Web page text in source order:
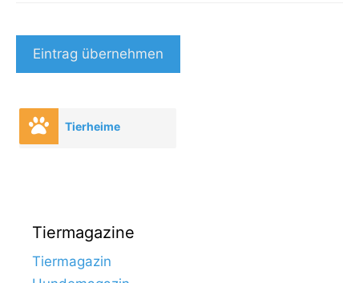
Eintrag übernehmen
Tierheime
Tiermagazine
Tiermagazin